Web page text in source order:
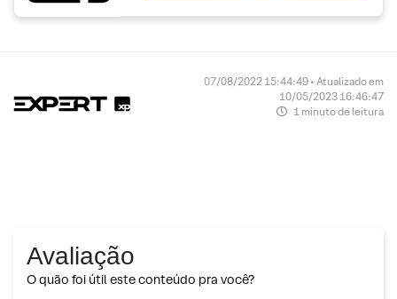
07/08/2022 15:44:49 • Atualizado em
10/05/2023 16:46:47
1 minuto de leitura
Avaliação
O quão foi útil este conteúdo pra você?